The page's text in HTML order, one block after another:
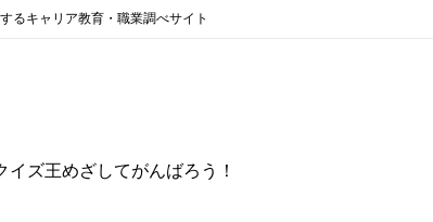
るキャリア教育・職業調べサイト
ズ王めざしてがんばろう！